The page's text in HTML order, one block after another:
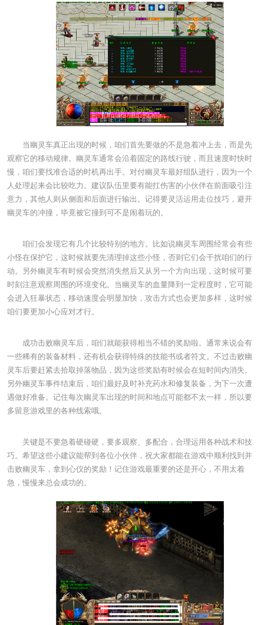
当幽灵车真正出现的时候，咱们首先要做的不是急着冲上去，而是先
观察它的移动规律。幽灵车通常会沿着固定的路线行驶，而且速度时快时
慢，咱们要找准合适的时机再出手。对付幽灵车最好组队进行，因为一个
人处理起来会比较吃力。建议队伍里要有能扛伤害的小伙伴在前面吸引注
意力，其他人则从侧面和后面进行输出。记得要灵活运用走位技巧，避开
幽灵车的冲撞，毕竟被它撞到可不是闹着玩的。
咱们会发现它有几个比较特别的地方。比如说幽灵车周围经常会有些
小怪在保护它，这时候就要先清理掉这些小怪，否则它们会干扰咱们的行
动。另外幽灵车有时候会突然消失然后又从另一个方向出现，这时候可要
时刻注意观察周围的环境变化。当幽灵车的血量降到一定程度时，它可能
会进入狂暴状态，移动速度会明显加快，攻击方式也会更加多样，这时候
咱们要更加小心应对才行。
成功击败幽灵车后，咱们就能获得相当不错的奖励啦。通常来说会有
一些稀有的装备材料，还有机会获得特殊的技能书或者符文。不过击败幽
灵车后要赶紧去拾取掉落物品，因为这些奖励有时候会在短时间内消失。
另外幽灵车事件结束后，咱们最好及时补充药水和修复装备，为下一次遭
遇做好准备。记住每次幽灵车出现的时间和地点可能都不太一样，所以要
多留意游戏里的各种线索哦。
关键是不要急着硬碰硬，要多观察、多配合，合理运用各种战术和技
巧。希望这些小建议能帮到各位小伙伴，祝大家都能在游戏中顺利找到并
击败幽灵车，拿到心仪的奖励！记住游戏最重要的还是开心，不用太着
急，慢慢来总会成功的。